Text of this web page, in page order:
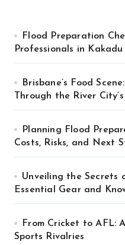
Flood Preparation
Professionals in Kakadu
Brisbane’s Food
Through the River
Planning Flood
Costs, Risks, and Next
Unveiling the Secrets
Essential Gear and
From Cricket to AFL:
Sports Rivalries